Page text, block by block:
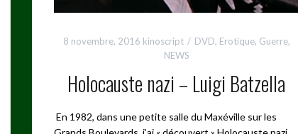
8 novembre, 2016 kinoscript DVD, Erotique, Guerre,
NEWS
Holocauste nazi – Luigi Batzella
En 1982, dans une petite salle du Maxéville sur les